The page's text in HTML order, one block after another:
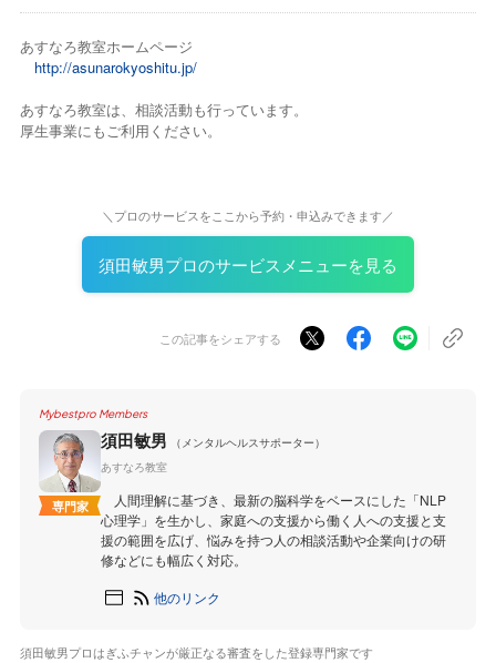
あすなろ教室ホームページ
http://asunarokyoshitu.jp/
あすなろ教室は、相談活動も行っています。
厚生事業にもご利用ください。
＼プロのサービスをここから予約・申込みできます／
須田敏男プロのサービスメニューを見る
この記事をシェアする
Mybestpro Members
専門家
須田敏男
（メンタルヘルスサポーター）
あすなろ教室
人間理解に基づき、最新の脳科学をベースにした「NLP
心理学」を生かし、家庭への支援から働く人への支援と支
援の範囲を広げ、悩みを持つ人の相談活動や企業向けの研
修などにも幅広く対応。
他のリンク
須田敏男プロはぎふチャンが厳正なる審査をした登録専門家です